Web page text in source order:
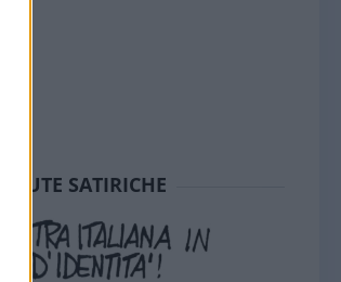
SEDUTE SATIRICHE